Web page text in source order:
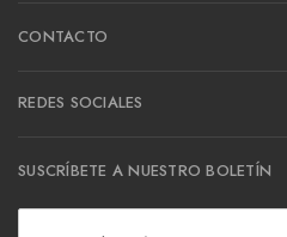
CONTACTO
REDES SOCIALES
SUSCRÍBETE A NUESTRO BOLETÍN